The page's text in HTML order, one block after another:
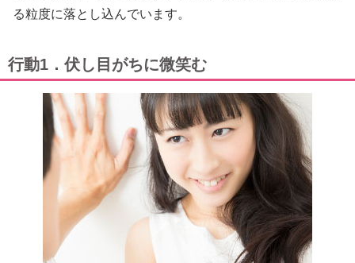
る粒度に落とし込んでいます。
行動1．伏し目がちに微笑む